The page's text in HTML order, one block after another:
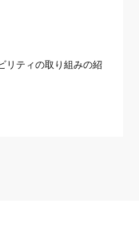
リティの取り組みの紹